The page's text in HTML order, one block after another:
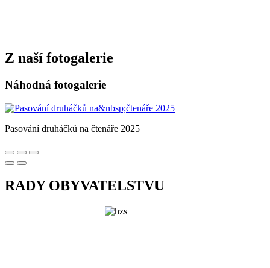
Z naší fotogalerie
Náhodná fotogalerie
Pasování druháčků na čtenáře 2025
RADY OBYVATELSTVU